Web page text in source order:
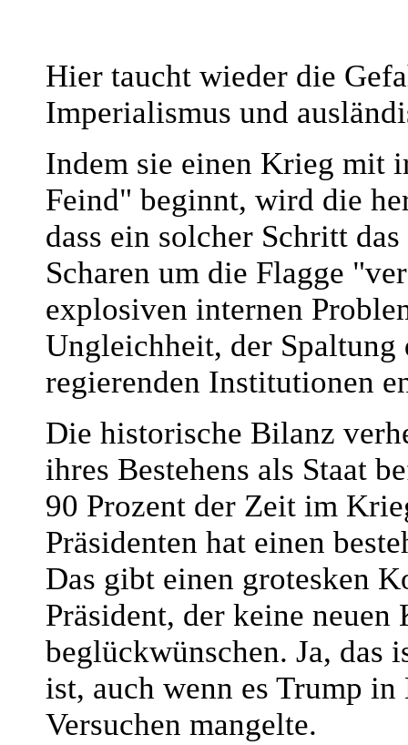
Hier taucht wieder die
Imperialismus und
Indem sie einen Krieg mit
Feind" beginnt, wird die
dass ein solcher Schritt
Scharen um die Flagge
explosiven internen
Ungleichheit, der Spaltung
regierenden Institutionen
Die historische Bilanz
ihres Bestehens als Staat
90 Prozent der Zeit im
Präsidenten hat einen
Das gibt einen grotesken
Präsident, der keine
beglückwünschen. Ja, das
ist, auch wenn es Trump
Versuchen mangelte.